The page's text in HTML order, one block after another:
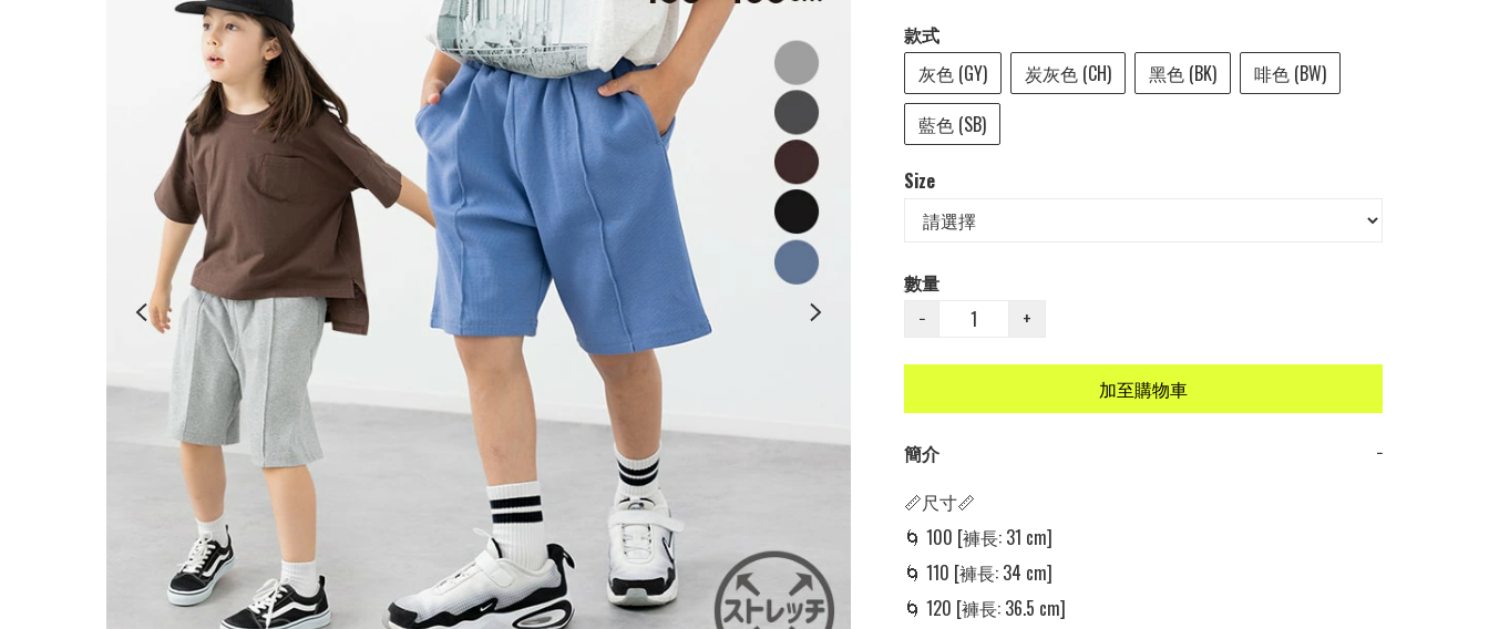
款式
灰色 (GY)
炭灰色 (CH) 黑色 (BK)
啡色 (BW)
藍色 (SB)
Size
數量
−
+
加至購物車
簡介
−
📏尺寸📏
🌀 100 [褲長: 31 cm]
🌀 110 [褲長: 34 cm]
🌀 120 [褲長: 36.5 cm]